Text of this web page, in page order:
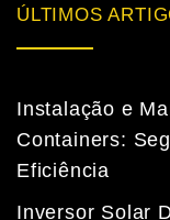
ÚLTIMOS
Instalação e
Containers:
Eficiência
Inversor Solar